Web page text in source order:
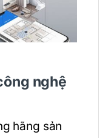
nghệ
hãng sản